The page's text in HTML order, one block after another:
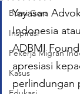
Bumi Gora
Inspirasi
Pekerja Migran
Kasus
Yayasan
Indonesia
ADBMI
apresiasi
perlindungan